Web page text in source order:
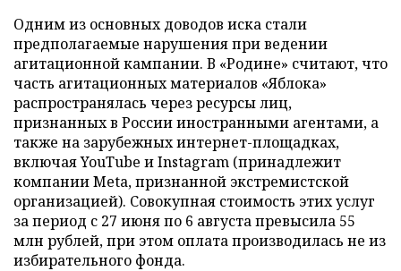
Одним из основных доводов иска стали
предполагаемые нарушения при ведении
агитационной кампании. В «Родине» считают, что
часть агитационных материалов «Яблока»
распространялась через ресурсы лиц,
признанных в России иностранными агентами, а
также на зарубежных интернет-площадках,
включая YouTube и Instagram (принадлежит
компании Meta, признанной экстремистской
организацией). Совокупная стоимость этих услуг
за период с 27 июня по 6 августа превысила 55
млн рублей, при этом оплата производилась не из
избирательного фонда.